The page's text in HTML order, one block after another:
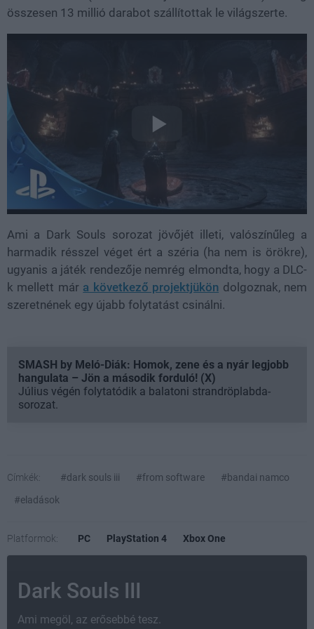
összesen 13 millió darabot szállítottak le világszerte.
Ami a Dark Souls sorozat jövőjét illeti, valószínűleg a
harmadik résszel véget ért a széria (ha nem is örökre),
ugyanis a játék rendezője nemrég elmondta, hogy a DLC-
k mellett már a következő projektjükön dolgoznak, nem
szeretnének egy újabb folytatást csinálni.
SMASH by Meló-Diák: Homok, zene és a nyár legjobb
hangulata – Jön a második forduló! (X)
Július végén folytatódik a balatoni strandröplabda-
sorozat.
Címkék: #dark souls iii #from software
#bandai namco
#eladások
Platformok: PC PlayStation 4 Xbox One
Dark Souls III
Ami megöl, az erősebbé tesz.